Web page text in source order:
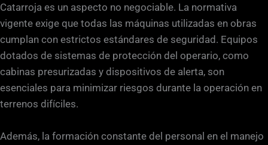
Catarroja es un aspecto no negociable. La normativa
vigente exige que todas las máquinas utilizadas en obras
cumplan con estrictos estándares de seguridad. Equipos
dotados de sistemas de protección del operario, como
cabinas presurizadas y dispositivos de alerta, son
esenciales para minimizar riesgos durante la operación en
terrenos difíciles.
Además, la formación constante del personal en el manejo